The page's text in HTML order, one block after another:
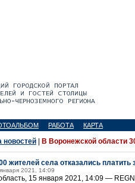
РАБОТА КАРТА
новостей В Воронежской области
жителей села отказались платить
января 2021, 14:09
15 января 2021, 14:09 —